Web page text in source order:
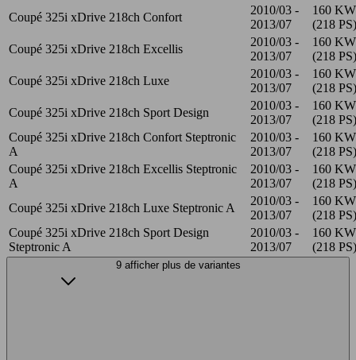
Coupé 325i xDrive 218ch Confort
2010/03 -
2013/07
160 KW
(218 PS)
Coupé 325i xDrive 218ch Excellis
2010/03 -
2013/07
160 KW
(218 PS)
Coupé 325i xDrive 218ch Luxe
2010/03 -
2013/07
160 KW
(218 PS)
Coupé 325i xDrive 218ch Sport Design
2010/03 -
2013/07
160 KW
(218 PS)
Coupé 325i xDrive 218ch Confort Steptronic
A
2010/03 -
2013/07
160 KW
(218 PS)
Coupé 325i xDrive 218ch Excellis Steptronic
A
2010/03 -
2013/07
160 KW
(218 PS)
Coupé 325i xDrive 218ch Luxe Steptronic A
2010/03 -
2013/07
160 KW
(218 PS)
Coupé 325i xDrive 218ch Sport Design
Steptronic A
2010/03 -
2013/07
160 KW
(218 PS)
9 afficher plus de variantes